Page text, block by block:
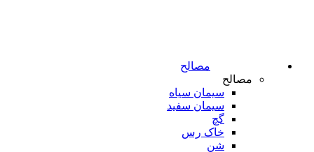
مصالح
مصالح
سیمان سیاه
سیمان سفید
گچ
خاک رس
شن